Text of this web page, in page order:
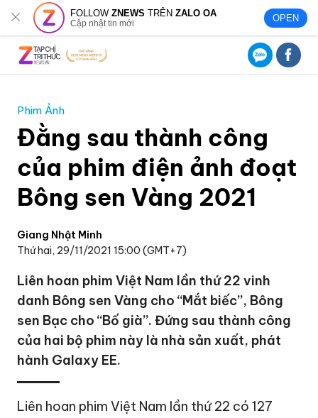
FOLLOWZNEWS TRÊNZALO OA
Cập nhật tin mới OPEN
Phim Ảnh
Đằng sau thành công
của phim điện ảnh đoạt
Bông sen Vàng 2021
Giang Nhật Minh
Thứ hai, 29/11/2021 15:00 (GMT+7)
Liên hoan phim Việt Nam lần thứ 22 vinh
danh Bông sen Vàng cho “Mắt biếc”, Bông
sen Bạc cho “Bố già”. Đứng sau thành công
của hai bộ phim này là nhà sản xuất, phát
hành Galaxy EE.
Liên hoan phim Việt Nam lần thứ 22 có 127